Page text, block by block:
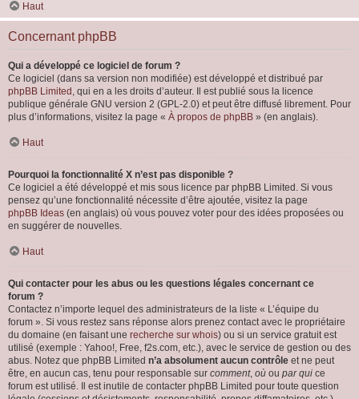
Haut
Concernant phpBB
Qui a développé ce logiciel de forum ?
Ce logiciel (dans sa version non modifiée) est développé et distribué par
phpBB Limited , qui en a les droits d’auteur. Il est publié sous la licence
publique générale GNU version 2 (GPL-2.0) et peut être diffusé librement. Pour
plus d’informations, visitez la page « À propos de phpBB » (en anglais).
Haut
Pourquoi la fonctionnalité X n’est pas disponible ?
Ce logiciel a été développé et mis sous licence par phpBB Limited. Si vous
pensez qu’une fonctionnalité nécessite d’être ajoutée, visitez la page
phpBB Ideas (en anglais) où vous pouvez voter pour des idées proposées ou
en suggérer de nouvelles.
Haut
Qui contacter pour les abus ou les questions légales concernant ce
forum ?
Contactez n’importe lequel des administrateurs de la liste « L’équipe du
forum ». Si vous restez sans réponse alors prenez contact avec le propriétaire
du domaine (en faisant une recherche sur whois) ou si un service gratuit est
utilisé (exemple : Yahoo!, Free, f2s.com, etc.), avec le service de gestion ou des
abus. Notez que phpBB Limited n’a absolument aucun contrôle et ne peut
être, en aucun cas, tenu pour responsable sur comment, où ou par qui ce
forum est utilisé. Il est inutile de contacter phpBB Limited pour toute question